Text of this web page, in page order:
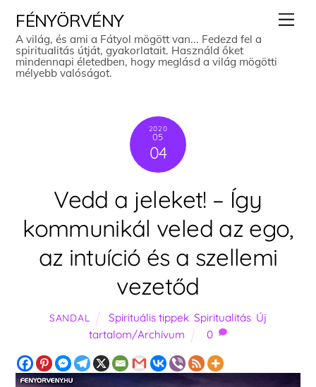
content
FÉNYÖRVÉNY
A világ, és ami a Fátyol mögött van... Fedezd fel a
spiritualitás útját, gyakorlatait. Használd őket
mindennapi életedben, hogy meglásd a világ mögötti
mélyebb valóságot.
2020
05
04
Vedd a jeleket! – Így
kommunikál veled az ego,
az intuíció és a szellemi
vezetőd
SANDAL Spirituális tippek, Spiritualitás, Új
tartalom/Archívum
0